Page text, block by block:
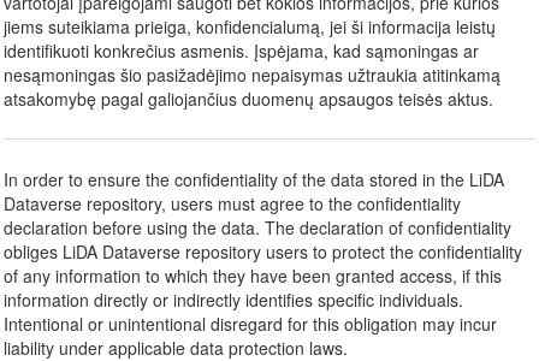
jiems suteikiama prieiga, konfidencialumą, jei ši informacija leistų
identifikuoti konkrečius asmenis. Įspėjama, kad sąmoningas ar
nesąmoningas šio pasižadėjimo nepaisymas užtraukia atitinkamą
atsakomybę pagal galiojančius duomenų apsaugos teisės aktus.
In order to ensure the confidentiality of the data stored in the LiDA
Dataverse repository, users must agree to the confidentiality
declaration before using the data. The declaration of confidentiality
obliges LiDA Dataverse repository users to protect the confidentiality
of any information to which they have been granted access, if this
information directly or indirectly identifies specific individuals.
Intentional or unintentional disregard for this obligation may incur
liability under applicable data protection laws.